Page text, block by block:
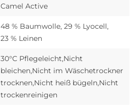
Camel Active
48 % Baumwolle, 29 % Lyocell,
23 % Leinen
30°C Pflegeleicht,Nicht
bleichen,Nicht im Wäschetrockner
trocknen,Nicht heiß bügeln,Nicht
trockenreinigen